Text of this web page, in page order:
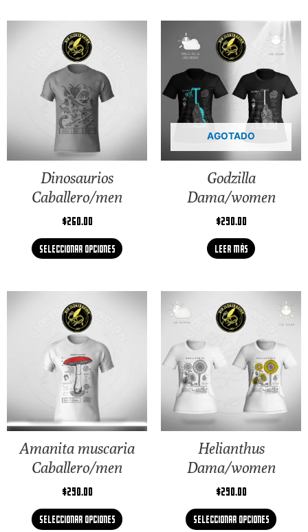
Dinosaurios
Caballero/men
$260.00
Seleccionar opciones
AGOTADO
Godzilla
Dama/women
$290.00
Leer más
Amanita muscaria
Caballero/men
$290.00
Seleccionar opciones
Helianthus
Dama/women
$290.00
Seleccionar opciones